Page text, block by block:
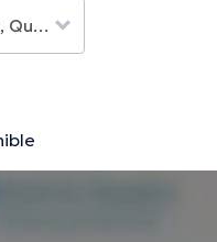
con base en